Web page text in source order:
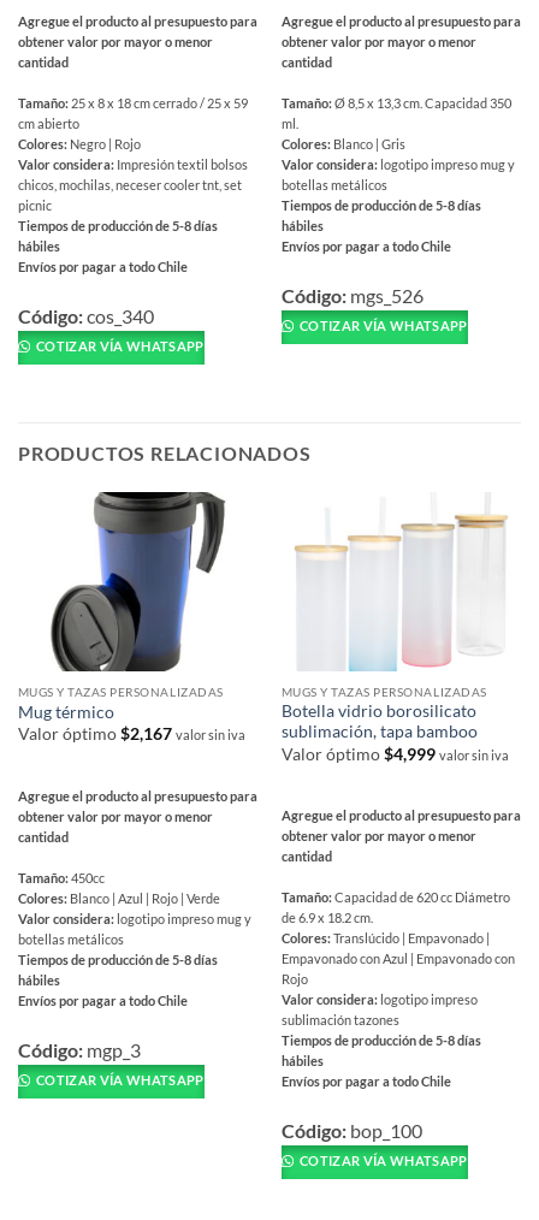
Agregue el producto al presupuesto para
obtener valor por mayor o menor
cantidad
Tamaño: 25 x 8 x 18 cm cerrado / 25 x 59
cm abierto
Colores: Negro | Rojo
Valor considera: Impresión textil bolsos
chicos, mochilas, neceser cooler tnt, set
picnic
Tiempos de producción de 5-8 días
hábiles
Envíos por pagar a todo Chile
producto
tiene
múltiples
se
página
producto
Código:cos_340
COTIZAR VÍA WHATSAPP
Agregue el producto al presupuesto para
obtener valor por mayor o menor
cantidad
Tamaño:Ø 8,5 x 13,3 cm. Capacidad 350
ml.
Colores: Blanco | Gris
Valor considera: logotipo impreso mug y
botellas metálicos
Tiempos de producción de 5-8 días
hábiles
Envíos por pagar a todo Chile
producto
tiene
múltiples
se
Código: mgs_526
COTIZAR VÍA WHATSAPP
PRODUCTOS RELACIONADOS
MUGS Y TAZAS PERSONALIZADAS
Mug térmico
Valor óptimo$2,167 valor sin iva
Agregue el producto al presupuesto para
obtener valor por mayor o menor
cantidad
Tamaño:450cc
Colores: Blanco | Azul | Rojo | Verde
Valor considera: logotipo impreso mug y
botellas metálicos
Tiempos de producción de 5-8 días
hábiles
Envíos por pagar a todo Chile
producto
tiene
múltiples
Código: mgp_3
COTIZAR VÍA WHATSAPP
MUGS Y TAZAS PERSONALIZADAS
Botella vidrio borosilicato
sublimación, tapa bamboo
Valor óptimo$4,999 valor sin iva
Agregue el producto al presupuesto para
obtener valor por mayor o menor
cantidad
Tamaño:Capacidad de 620 cc Diámetro
de 6.9 x 18.2 cm.
Colores:Translúcido | Empavonado |
Empavonado con Azul | Empavonado con
Rojo
Valor considera: logotipo impreso
sublimación tazones
Tiempos de producción de 5-8 días
hábiles
Envíos por pagar a todo Chile
producto
tiene
múltiples
Código: bop_100
COTIZAR VÍA WHATSAPP